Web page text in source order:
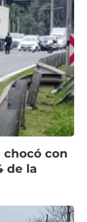
con
de la